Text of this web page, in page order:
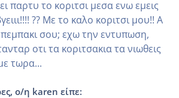
παρτυ το κοριτσι μεσα ενω εμεις
?? Με το καλο κοριτσι μου!! Α
σου; εχω την εντυπωση,
οτι τα κοριτσακια τα νιωθεις
τωρα...
ο/η karen είπε: